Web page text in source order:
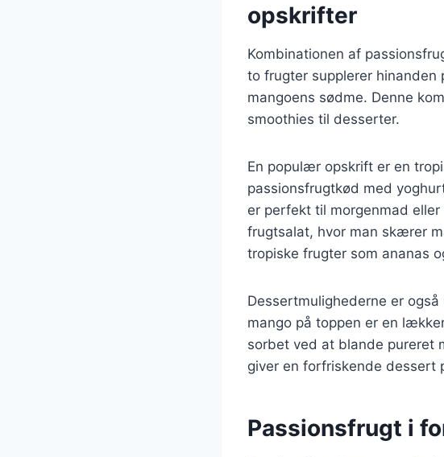
opskrifter
Kombinationen af
to frugter supplerer hinanden
mangoens sødme. Denne
smoothies til desserter.
En populær opskrift er en
passionsfrugtkød med
er perfekt til morgenmad
frugtsalat, hvor man skærer
tropiske frugter som ananas
Dessertmulighederne er
mango på toppen er en
sorbet ved at blande pureret
giver en forfriskende dessert
Passionsfrugt i